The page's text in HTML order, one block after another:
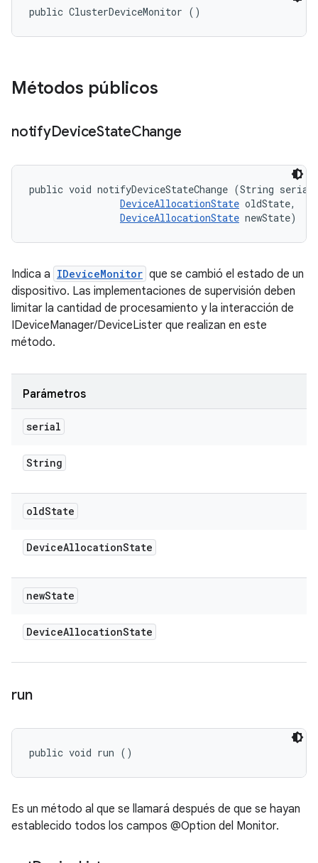
public ClusterDeviceMonitor ()
Métodos públicos
notifyDeviceStateChange
public void notifyDeviceStateChange (String
DeviceAllocationState oldState,
DeviceAllocationState newState)
Indica a IDeviceMonitor que se cambió el estado de un
dispositivo. Las implementaciones de supervisión deben
limitar la cantidad de procesamiento y la interacción de
IDeviceManager/DeviceLister que realizan en este
método.
Parámetros
serial
String
oldState
DeviceAllocationState
newState
DeviceAllocationState
run
public void run ()
Es un método al que se llamará después de que se hayan
establecido todos los campos @Option del Monitor.